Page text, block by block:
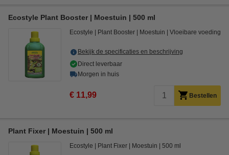
Ecostyle Plant Booster | Moestuin | 500 ml
Ecostyle Plant Booster Moestuin Vloeibare voeding
Bekijk de specificaties en beschrijving
Direct leverbaar
Morgen in huis
€ 11,99 Bestellen
Plant Fixer | Moestuin | 500 ml
Ecostyle Plant Fixer Moestuin 500 ml